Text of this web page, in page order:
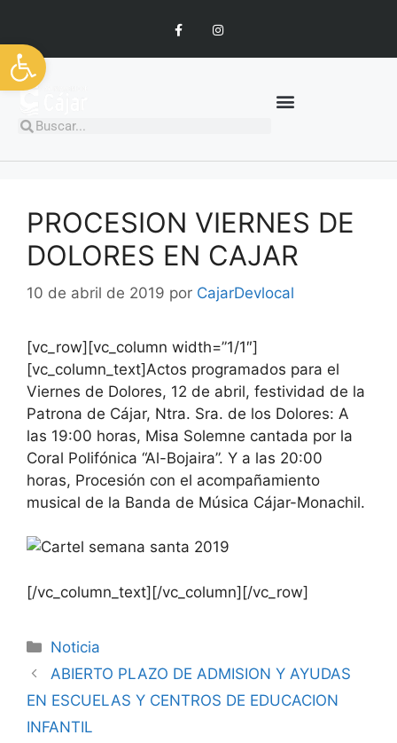
Abrir barra de herramientas
PROCESION VIERNES DE
DOLORES EN CAJAR
10 de abril de 2019 por CajarDevlocal
[vc_row][vc_column width=”1/1″]
[vc_column_text]Actos programados para el
Viernes de Dolores, 12 de abril, festividad de la
Patrona de Cájar, Ntra. Sra. de los Dolores: A
las 19:00 horas, Misa Solemne cantada por la
Coral Polifónica “Al-Bojaira”. Y a las 20:00
horas, Procesión con el acompañamiento
musical de la Banda de Música Cájar-Monachil.
[/vc_column_text][/vc_column][/vc_row]
Noticia
ABIERTO PLAZO DE ADMISION Y AYUDAS
EN ESCUELAS Y CENTROS DE EDUCACION
INFANTIL